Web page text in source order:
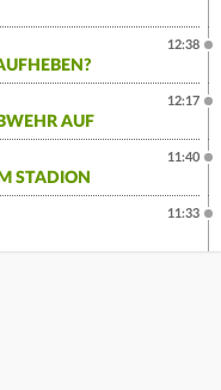
12:38
AUF
12:17
STADION
11:40
11:33